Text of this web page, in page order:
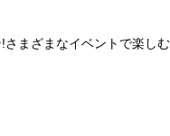
まざまなイベントで楽し